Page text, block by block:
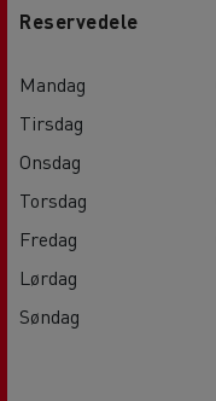
Reservedele
Mandag
Tirsdag
Onsdag
Torsdag
Fredag
Lørdag
Søndag